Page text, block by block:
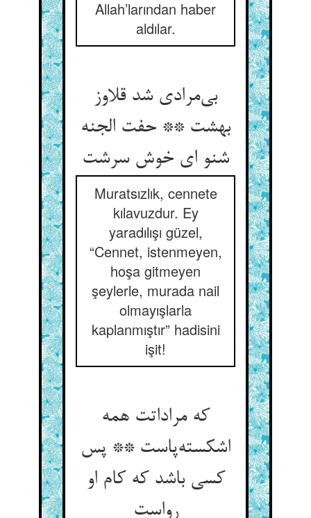
Allah’larından haber
aldılar.
بی‌مرادی شد قلاوز
بهشت ** حفت الجنه
شنو ای خوش سرشت
Muratsızlık, cennete
kılavuzdur. Ey
yaradılışı güzel,
“Cennet, istenmeyen,
hoşa gitmeyen
şeylerle, murada nail
olmayışlarla
kaplanmıştır” hadisini
işit!
که مراداتت همه
اشکسته‌پاست ** پس
کسی باشد که کام او
رواست